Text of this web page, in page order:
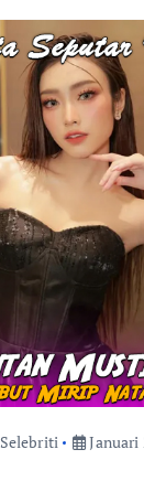
Selebriti
Januari